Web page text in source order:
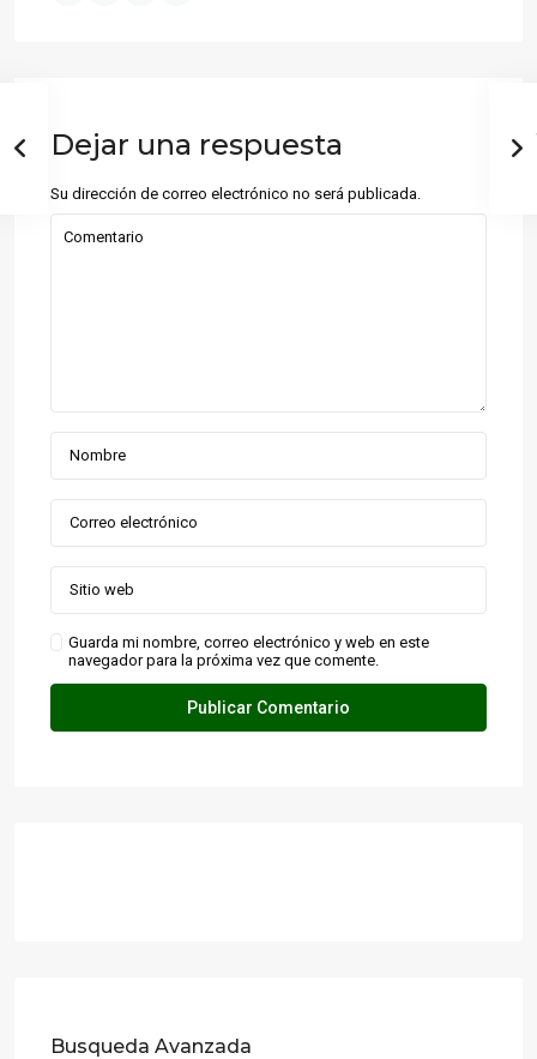
Dejar una respuesta
Su dirección de correo electrónico no será publicada.
Guarda mi nombre, correo electrónico y web en este
navegador para la próxima vez que comente.
Busqueda Avanzada